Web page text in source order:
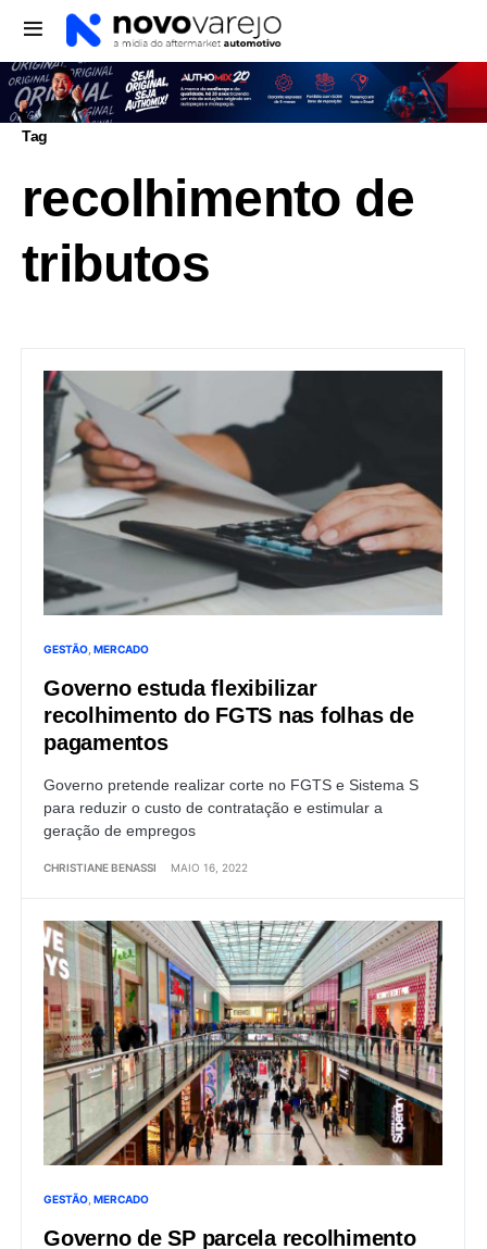
Tag
recolhimento de
tributos
GESTÃO MERCADO
Governo estuda flexibilizar
recolhimento do FGTS nas folhas de
pagamentos
Governo pretende realizar corte no FGTS e Sistema S
para reduzir o custo de contratação e estimular a
geração de empregos
CHRISTIANE BENASSI MAIO 16, 2022
GESTÃO MERCADO
Governo de SP parcela recolhimento